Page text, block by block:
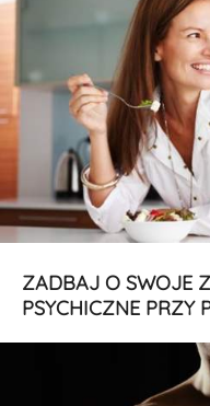
ZADBAJ O SWOJE
PSYCHICZNE PRZY